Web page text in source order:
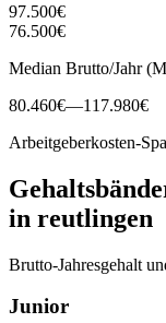
97.500€
76.500€
Median Brutto/Jahr
80.460€—117.980€
Arbeitgeberkosten-
in reutlingen
Brutto-Jahresgehalt
Junior